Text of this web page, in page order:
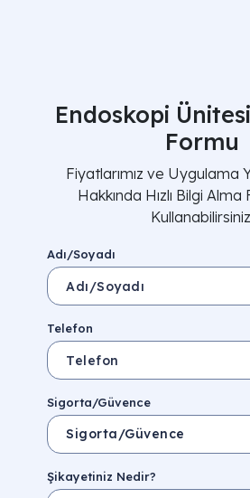
Endoskopi
Formu
Fiyatlarımız ve Uygulama
Hakkında Hızlı Bilgi
Adı/Soyadı
Telefon
Sigorta/Güvence
Şikayetiniz Nedir?